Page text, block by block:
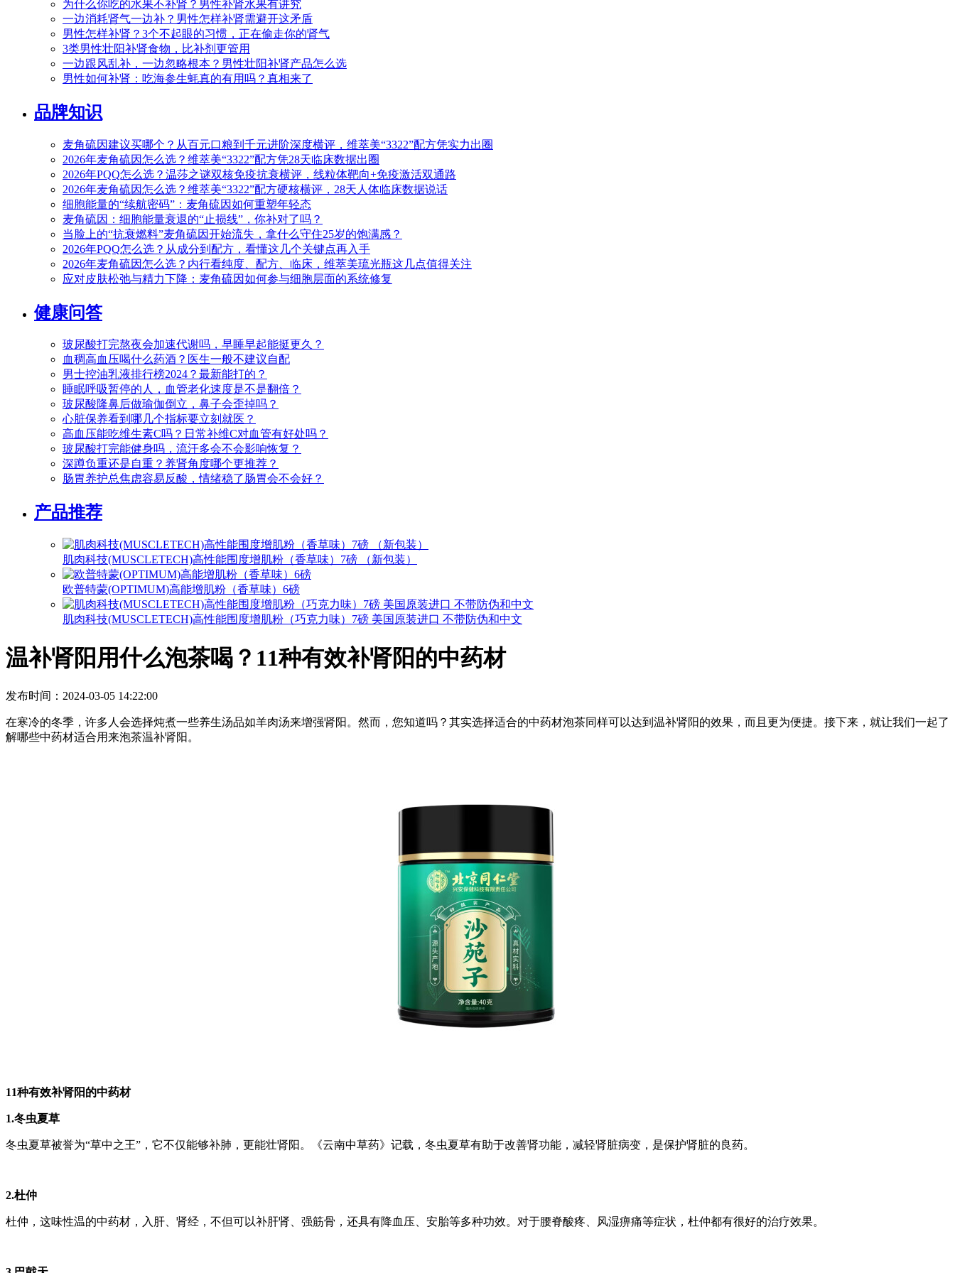
为什么你吃的水果不补肾？男性补肾水果有讲究
一边消耗肾气一边补？男性怎样补肾需避开这矛盾
男性怎样补肾？3个不起眼的习惯，正在偷走你的肾气
3类男性壮阳补肾食物，比补剂更管用
一边跟风乱补，一边忽略根本？男性壮阳补肾产品怎么选
男性如何补肾：吃海参生蚝真的有用吗？真相来了
品牌知识
麦角硫因建议买哪个？从百元口粮到千元进阶深度横评，维萃美“3322”配方凭实力出圈
2026年麦角硫因怎么选？维萃美“3322”配方凭28天临床数据出圈
2026年PQQ怎么选？温莎之谜双核免疫抗衰横评，线粒体靶向+免疫激活双通路
2026年麦角硫因怎么选？维萃美“3322”配方硬核横评，28天人体临床数据说话
细胞能量的“续航密码”：麦角硫因如何重塑年轻态
麦角硫因：细胞能量衰退的“止损线”，你补对了吗？
当脸上的“抗衰燃料”麦角硫因开始流失，拿什么守住25岁的饱满感？
2026年PQQ怎么选？从成分到配方，看懂这几个关键点再入手
2026年麦角硫因怎么选？内行看纯度、配方、临床，维萃美琉光瓶这几点值得关注
应对皮肤松弛与精力下降：麦角硫因如何参与细胞层面的系统修复
健康问答
玻尿酸打完熬夜会加速代谢吗，早睡早起能挺更久？
血稠高血压喝什么药酒？医生一般不建议自配
男士控油乳液排行榜2024？最新能打的？
睡眠呼吸暂停的人，血管老化速度是不是翻倍？
玻尿酸隆鼻后做瑜伽倒立，鼻子会歪掉吗？
心脏保养看到哪几个指标要立刻就医？
高血压能吃维生素C吗？日常补维C对血管有好处吗？
玻尿酸打完能健身吗，流汗多会不会影响恢复？
深蹲负重还是自重？养肾角度哪个更推荐？
肠胃养护总焦虑容易反酸，情绪稳了肠胃会不会好？
产品推荐
肌肉科技(MUSCLETECH)高性能围度增肌粉（香草味）7磅 （新包装）
欧普特蒙(OPTIMUM)高能增肌粉（香草味）6磅
肌肉科技(MUSCLETECH)高性能围度增肌粉（巧克力味）7磅 美国原装进口 不带防伪和中文
温补肾阳用什么泡茶喝？11种有效补肾阳的中药材
发布时间：2024-03-05 14:22:00
在寒冷的冬季，许多人会选择炖煮一些养生汤品如羊肉汤来增强肾阳。然而，您知道吗？其实选择适合的中药材泡茶同样可以达到温补肾阳的效果，而且更为便捷。接下来，就让我们一起了
解哪些中药材适合用来泡茶温补肾阳。
11种有效补肾阳的中药材
1.冬虫夏草
冬虫夏草被誉为“草中之王”，它不仅能够补肺，更能壮肾阳。《云南中草药》记载，冬虫夏草有助于改善肾功能，减轻肾脏病变，是保护肾脏的良药。
2.杜仲
杜仲，这味性温的中药材，入肝、肾经，不但可以补肝肾、强筋骨，还具有降血压、安胎等多种功效。对于腰脊酸疼、风湿痹痛等症状，杜仲都有很好的治疗效果。